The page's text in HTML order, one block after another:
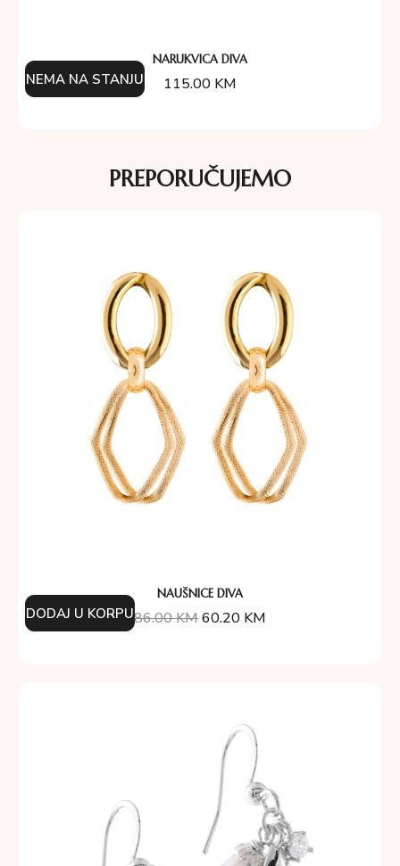
NARUKVICA DIVA
115.00 KM
NEMA NA STANJU
PREPORUČUJEMO
NAUŠNICE DIVA
86.00KM60.20 KM
DODAJ U KORPU